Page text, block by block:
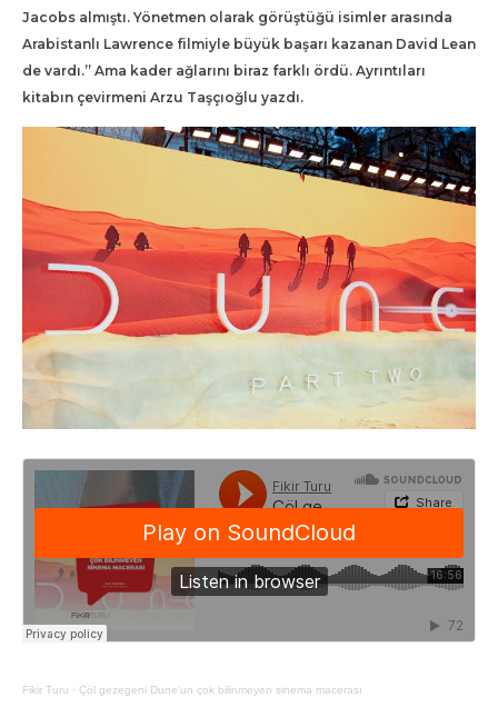
Jacobs almıştı. Yönetmen olarak görüştüğü isimler arasında
Arabistanlı Lawrence filmiyle büyük başarı kazanan David Lean
de vardı.” Ama kader ağlarını biraz farklı ördü. Ayrıntıları
kitabın çevirmeni Arzu Taşçıoğlu yazdı.
Fikir Turu · Çöl gezegeni Dune’un çok bilinmeyen sinema macerası